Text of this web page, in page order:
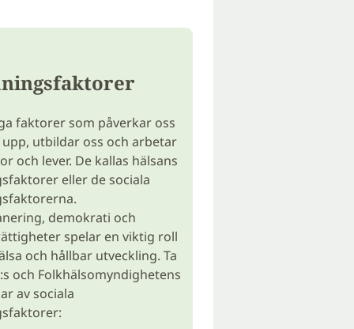
faktorer som påverkar oss
upp, utbildar oss och arbetar
och lever. De kallas hälsans
eller de sociala
demokrati och
spelar en viktig roll
och hållbar utveckling. Ta
och Folkhälsomyndighetens
av sociala